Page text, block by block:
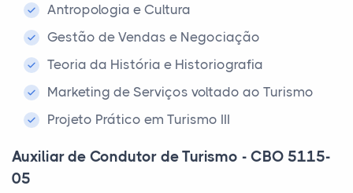
Antropologia e Cultura
Gestão de Vendas e Negociação
Teoria da História e Historiografia
Marketing de Serviços voltado ao Turismo
Projeto Prático em Turismo III
Auxiliar de Condutor de Turismo - CBO 5115-
05